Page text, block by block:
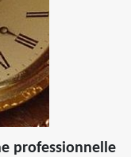
professionnelle